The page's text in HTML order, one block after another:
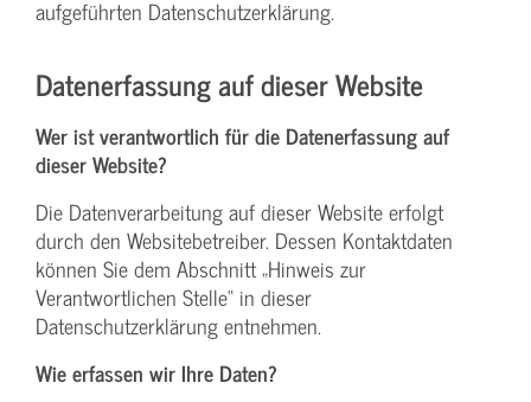
aufgeführten Datenschutzerklärung.
Datenerfassung auf dieser Website
Wer ist verantwortlich für die Datenerfassung auf
dieser Website?
Die Datenverarbeitung auf dieser Website erfolgt
durch den Websitebetreiber. Dessen Kontaktdaten
können Sie dem Abschnitt „Hinweis zur
Verantwortlichen Stelle“ in dieser
Datenschutzerklärung entnehmen.
Wie erfassen wir Ihre Daten?